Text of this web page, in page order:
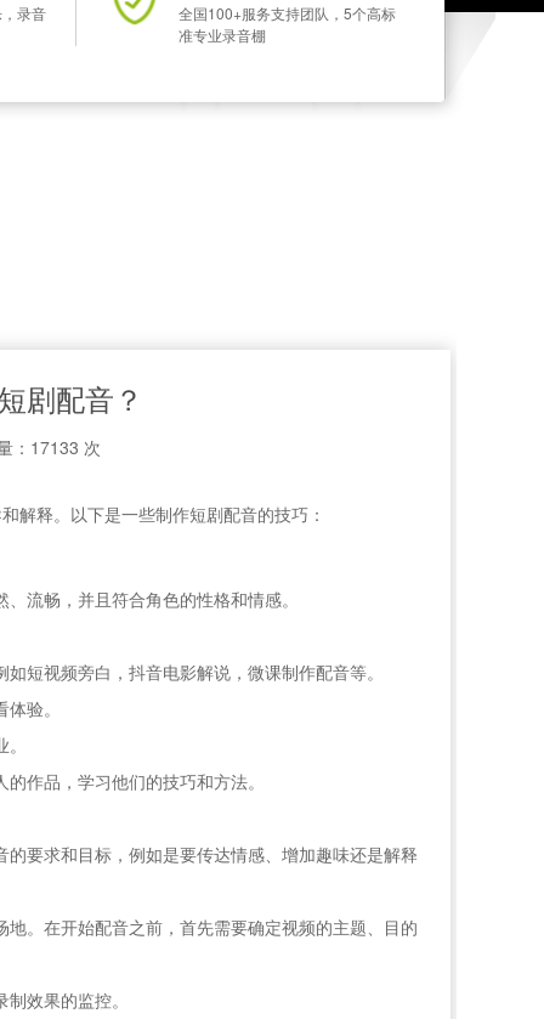
录音
全国100+服务支持团队，5个高标
准专业录音棚
剧配音？
：17133 次
解释。以下是一些制作短剧配音的技巧：
流畅，并且符合角色的性格和情感。
短视频旁白，抖音电影解说，微课制作配音等。
验。
作品，学习他们的技巧和方法。
要求和目标，例如是要传达情感、增加趣味还是解释
。在开始配音之前，首先需要确定视频的主题、目的
效果的监控。